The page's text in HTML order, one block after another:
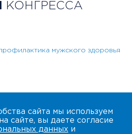
КОНГРЕССА
мужского здоровья
сайта мы используем
сайте, вы даете согласие
данных и